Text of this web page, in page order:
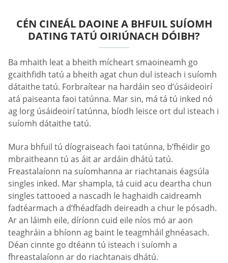
CÉN CINEÁL DAOINE A BHFUIL SUÍOMH
DATING TATÚ OIRIÚNACH DÓIBH?
Ba mhaith leat a bheith mícheart smaoineamh go
gcaithfidh tatú a bheith agat chun dul isteach i suíomh
dátaithe tatú. Forbraítear na hardáin seo d’úsáideoirí
atá paiseanta faoi tatúnna. Mar sin, má tá tú inked nó
ag lorg úsáideoirí tatúnna, bíodh leisce ort dul isteach i
suíomh dátaithe tatú.
Mura bhfuil tú díograiseach faoi tatúnna, b’fhéidir go
mbraitheann tú as áit ar ardáin dhátú tatú.
Freastalaíonn na suíomhanna ar riachtanais éagsúla
singles inked. Mar shampla, tá cuid acu deartha chun
singles tattooed a nascadh le haghaidh caidreamh
fadtéarmach a d’fhéadfadh deireadh a chur le pósadh.
Ar an láimh eile, díríonn cuid eile níos mó ar aon
teaghráin a bhíonn ag baint le teagmháil ghnéasach.
Déan cinnte go dtéann tú isteach i suíomh a
fhreastalaíonn ar do riachtanais dhátú.